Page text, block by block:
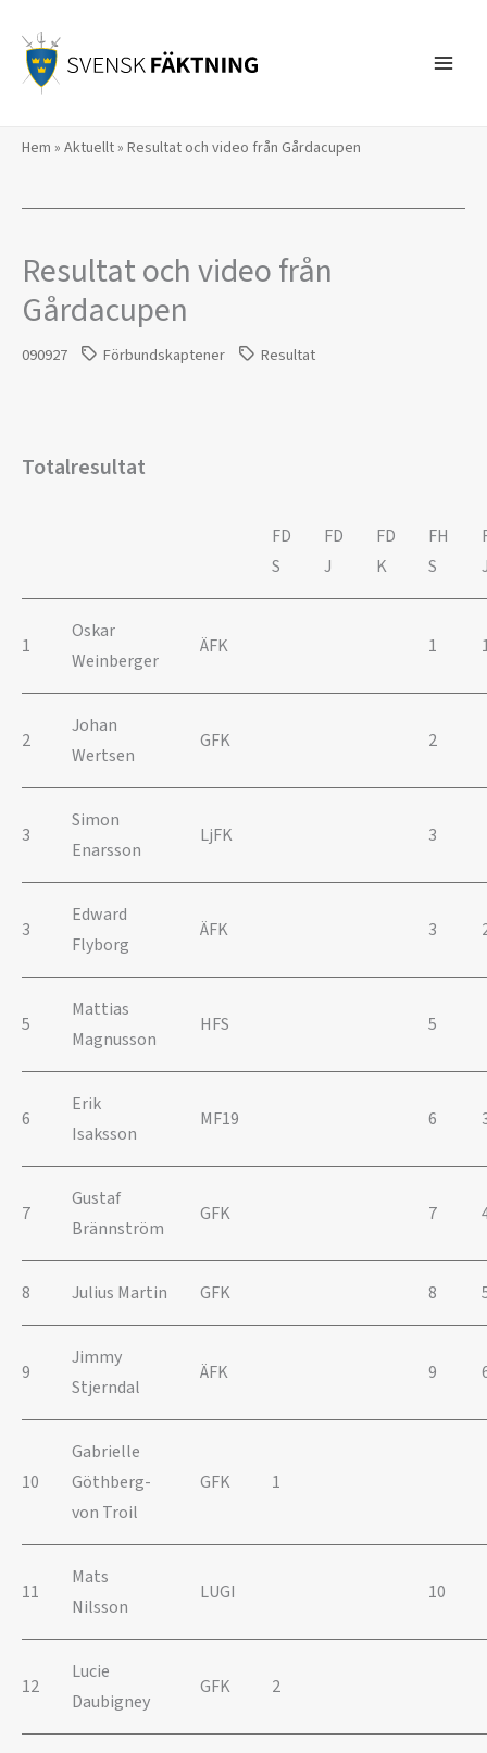
innehåll
Hem » Aktuellt» Resultat och video från Gårdacupen
Resultat och video från
Gårdacupen
090927 Förbundskaptener Resultat
Totalresultat
FD
S
FD
J
FD
K
FH
S
1
Oskar
Weinberger
ÄFK 1
2
Johan
Wertsen
GFK 2
3
Simon
Enarsson
LjFK 3
3
Edward
Flyborg
ÄFK 3
5
Mattias
Magnusson
HFS 5
6
Erik
Isaksson
MF19 6
7
Gustaf
Brännström
GFK 7
8 Julius Martin GFK 8
9
Jimmy
Stjerndal
ÄFK 9
10
Gabrielle
Göthberg-
von Troil
GFK 1
11
Mats
Nilsson
LUGI 10
12
Lucie
Daubigney
GFK 2